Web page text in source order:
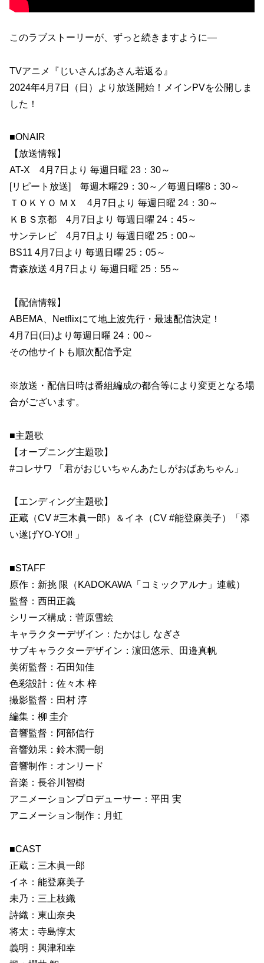
このラブストーリーが、ずっと続きますように―
TVアニメ『じいさんばあさん若返る』
2024年4月7日（日）より放送開始！メインPVを公開しま
した！
■ONAIR
【放送情報】
AT-X 4月7日より 毎週日曜 23：30～
[リピート放送] 毎週木曜29：30～／毎週日曜8：30～
ＴＯＫＹＯ ＭＸ 4月7日より 毎週日曜 24：30～
ＫＢＳ京都 4月7日より 毎週日曜 24：45～
サンテレビ 4月7日より 毎週日曜 25：00～
BS11 4月7日より 毎週日曜 25：05～
青森放送 4月7日より 毎週日曜 25：55～
【配信情報】
ABEMA、Netflixにて地上波先行・最速配信決定！
4月7日(日)より毎週日曜 24：00～
その他サイトも順次配信予定
※放送・配信日時は番組編成の都合等により変更となる場
合がございます。
■主題歌
【オープニング主題歌】
#コレサワ 「君がおじいちゃんあたしがおばあちゃん」
【エンディング主題歌】
正蔵（CV #三木眞一郎）＆イネ（CV #能登麻美子）「添
い遂げYO-YO!! 」
■STAFF
原作：新挑 限（KADOKAWA「コミックアルナ」連載）
監督：西田正義
シリーズ構成：菅原雪絵
キャラクターデザイン：たかはし なぎさ
サブキャラクターデザイン：濵田悠示、田邉真帆
美術監督：石田知佳
色彩設計：佐々木 梓
撮影監督：田村 淳
編集：柳 圭介
音響監督：阿部信行
音響効果：鈴木潤一朗
音響制作：オンリード
音楽：長谷川智樹
アニメーションプロデューサー：平田 実
アニメーション制作：月虹
■CAST
正蔵：三木眞一郎
イネ：能登麻美子
未乃：三上枝織
詩織：東山奈央
将太：寺島惇太
義明：興津和幸